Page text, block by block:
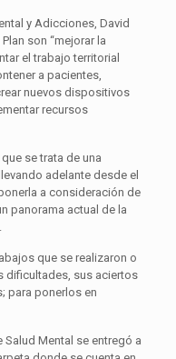
y Adicciones, David
son “mejorar la
el trabajo territorial
a pacientes,
nuevos dispositivos
recursos
se trata de una
adelante desde el
a consideración de
panorama actual de la
que se realizaron o
dificultades, sus aciertos
para ponerlos en
Salud Mental se entregó a